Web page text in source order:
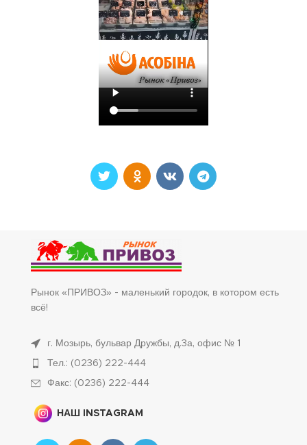
Рынок «ПРИВОЗ» - маленький городок, в котором есть
всё!
г. Мозырь, бульвар Дружбы, д.3а, офис № 1
Тел.: (0236) 222-444
Факс: (0236) 222-444
НАШ INSTAGRAM